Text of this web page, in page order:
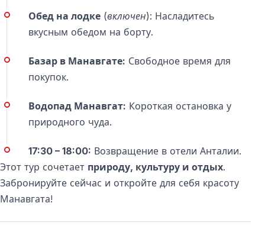
Общая продолжительность составляет примерно 8–
10 часов с учётом трансфера.
Является ли прогулка на лодке основной частью
комбинированной программы вместе с базаром и
водопадом.
Включён ли трансфер из отеля?
Да, трансфер из отелей Антальи и обратно включён
в стоимость.
экскурсии?
Обед на лодке (включен): Насладитесь
вкусным обедом на борту.
Базар в Манавгате: Свободное время для
покупок.
Водопад Манавгат: Короткая остановка у
природного чуда.
17:30 – 18:00: Возвращение в отели Анталии.
Этот тур сочетает природу, культуру и отдых.
Забронируйте сейчас и откройте для себя красоту
Манавгата!